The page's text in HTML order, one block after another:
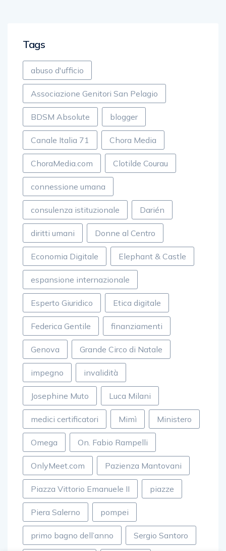
Tags
abuso d'ufficio
Associazione Genitori San Pelagio
BDSM Absolute blogger
Canale Italia 71 Chora Media
ChoraMedia.com Clotilde Courau
connessione umana
consulenza istituzionale Darién
diritti umani Donne al Centro
Economia Digitale Elephant & Castle
espansione internazionale
Esperto Giuridico Etica digitale
Federica Gentile finanziamenti
Genova Grande Circo di Natale
impegno invalidità
Josephine Muto Luca Milani
medici certificatori Mimì Ministero
Omega On. Fabio Rampelli
OnlyMeet.com Pazienza Mantovani
Piazza Vittorio Emanuele II piazze
Piera Salerno pompei
primo bagno dell’anno Sergio Santoro